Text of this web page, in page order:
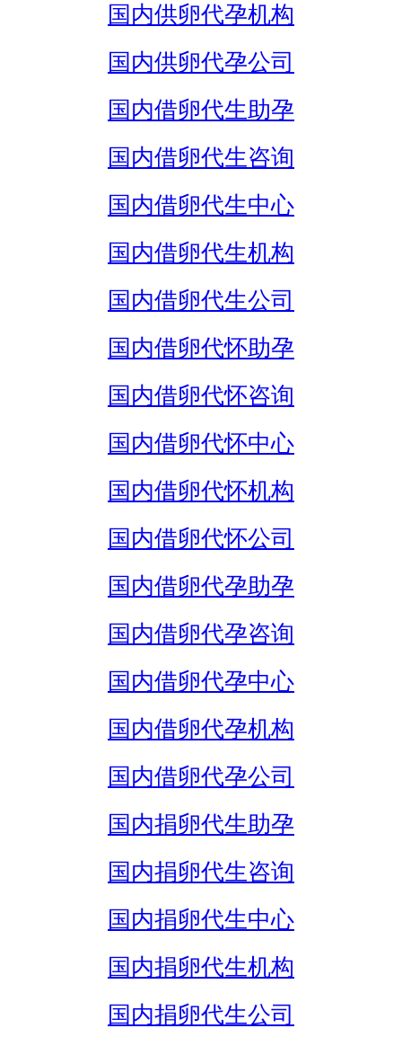
国内供卵代孕机构
国内供卵代孕公司
国内借卵代生助孕
国内借卵代生咨询
国内借卵代生中心
国内借卵代生机构
国内借卵代生公司
国内借卵代怀助孕
国内借卵代怀咨询
国内借卵代怀中心
国内借卵代怀机构
国内借卵代怀公司
国内借卵代孕助孕
国内借卵代孕咨询
国内借卵代孕中心
国内借卵代孕机构
国内借卵代孕公司
国内捐卵代生助孕
国内捐卵代生咨询
国内捐卵代生中心
国内捐卵代生机构
国内捐卵代生公司